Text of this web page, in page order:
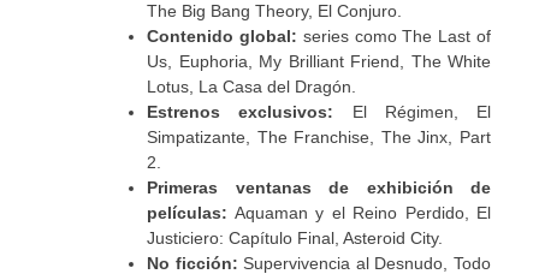
The Big Bang Theory, El Conjuro.
Contenido global: series como The Last of
Us, Euphoria, My Brilliant Friend, The White
Lotus, La Casa del Dragón.
Estrenos exclusivos: El Régimen, El
Simpatizante, The Franchise, The Jinx, Part
2.
Primeras ventanas de exhibición de
películas: Aquaman y el Reino Perdido, El
Justiciero: Capítulo Final, Asteroid City.
No ficción: Supervivencia al Desnudo, Todo